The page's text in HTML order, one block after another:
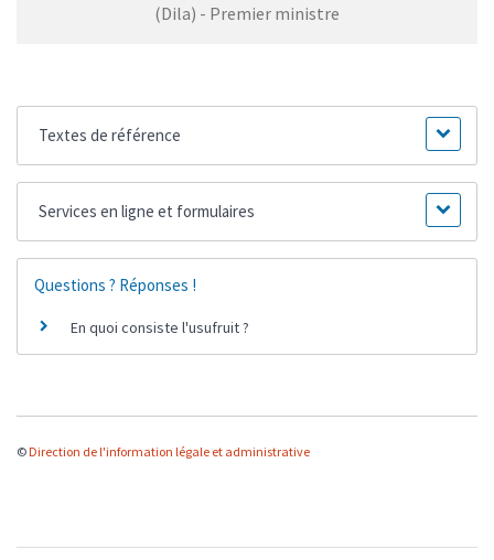
(Dila) - Premier ministre
Textes de référence
Services en ligne et formulaires
Questions ? Réponses !
En quoi consiste l'usufruit ?
© Direction de l'information légale et administrative